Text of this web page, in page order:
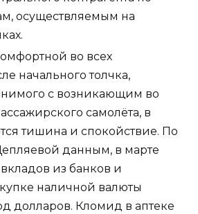
осуществляемым на
во всех
начального толчка,
с возникающим во
самолёта, в
тишина и спокойствие. По
данным, в марте
вкладов из банков и
наличной валюты
долларов. Кломид в аптеке